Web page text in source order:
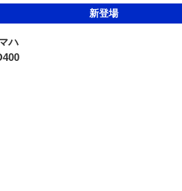
新登場
ハ